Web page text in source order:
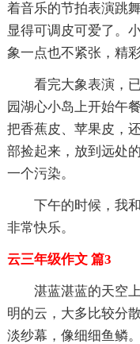
着音乐的节拍表演跳
显得可调皮可爱了。
象一点也不紧张，精
看完大象表演，
园湖心小岛上开始午
把香蕉皮、苹果皮，
部捡起来，放到远处
一个污染。
下午的时候，我
非常快乐。
云三年级作文 篇3
湛蓝湛蓝的天空
明的云，大多比较分
淡纱幕，像细细鱼鳞